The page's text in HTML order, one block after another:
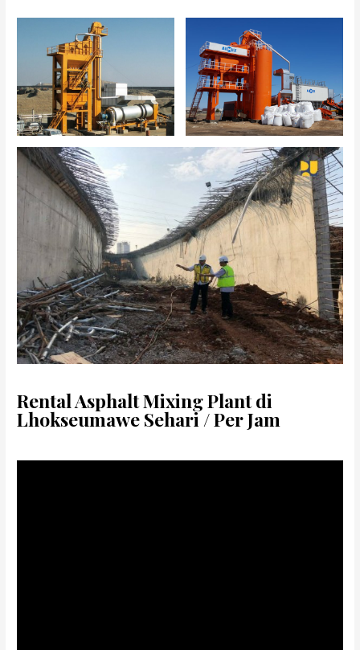
Rental Asphalt Mixing Plant di
Lhokseumawe Sehari / Per Jam